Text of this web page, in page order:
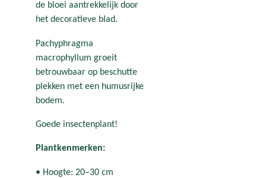
de bloei aantrekkelijk door
het decoratieve blad.
Pachyphragma
macrophyllum groeit
betrouwbaar op beschutte
plekken met een humusrijke
bodem.
Goede insectenplant!
Plantkenmerken:
• Hoogte: 20–30 cm